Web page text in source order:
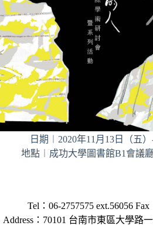
日期︱2020年11月13日（五）
地點︱成功大學圖書館B1會議
Tel：06-2757575 ext.56056 Fax
Address：70101 台南市東區大學路